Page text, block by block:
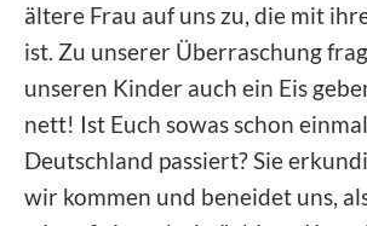
ältere Frau auf uns zu, die mit
ist. Zu unserer Überraschung
unseren Kinder auch ein Eis
nett! Ist Euch sowas schon
Deutschland passiert? Sie
wir kommen und beneidet uns,